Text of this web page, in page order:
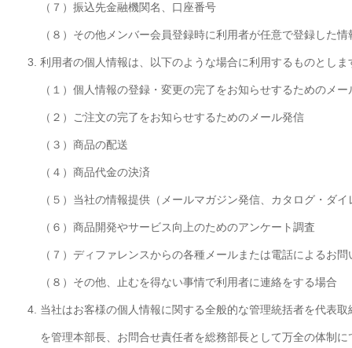
（７） 振込先金融機関名、口座番号
（８） その他メンバー会員登録時に利用者が任意で登録した情
利用者の個人情報は、以下のような場合に利用するものとしま
（１） 個人情報の登録・変更の完了をお知らせするためのメー
（２） ご注文の完了をお知らせするためのメール発信
（３） 商品の配送
（４） 商品代金の決済
（５） 当社の情報提供（メールマガジン発信、カタログ・ダ
（６） 商品開発やサービス向上のためのアンケート調査
（７） ディファレンスからの各種メールまたは電話によるお問
（８） その他、止むを得ない事情で利用者に連絡をする場合
当社はお客様の個人情報に関する全般的な管理統括者を代表
を管理本部長、お問合せ責任者を総務部長として万全の体制